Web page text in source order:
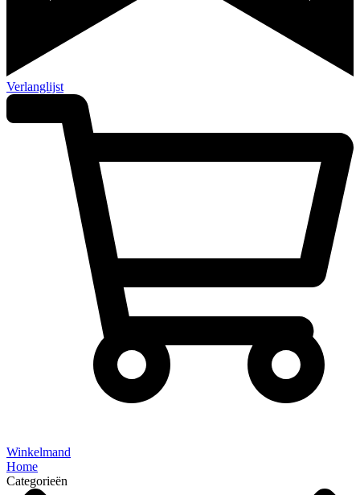
Verlanglijst
Winkelmand
Home
Categorieën